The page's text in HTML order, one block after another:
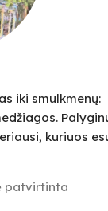
iki smulkmenų:
kuriuos
patvirtinta